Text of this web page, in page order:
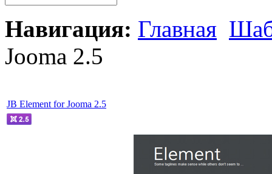
Навигация: Главная
Jooma 2.5
JB Element for Jooma 2.5